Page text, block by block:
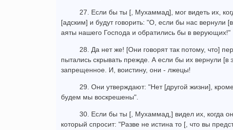
27. Если бы ты [, Мухаммад], мог видеть их,
[адским] и будут говорить: "О, если бы нас вернули
аяты нашего Господа и обратились бы в верующих!"
28. Да нет же! [Они говорят так потому, что]
пытались скрывать прежде. А если бы их вернули [в
запрещенное. И, воистину, они - лжецы!
29. Они утверждают: "Нет [другой жизни],
будем мы воскрешены".
30. Если бы ты [, Мухаммад,] видел их, когда
который спросит: "Разве не истина то [, что вы